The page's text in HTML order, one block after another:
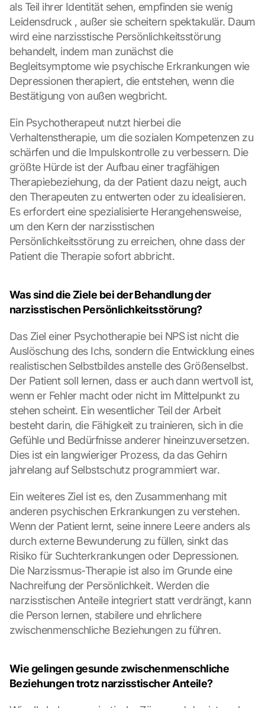
als Teil ihrer Identität sehen, empfinden sie wenig
Leidensdruck , außer sie scheitern spektakulär. Daum
wird eine narzisstische Persönlichkeitsstörung
behandelt, indem man zunächst die
Begleitsymptome wie psychische Erkrankungen wie
Depressionen therapiert, die entstehen, wenn die
Bestätigung von außen wegbricht.
Ein Psychotherapeut nutzt hierbei die
Verhaltenstherapie, um die sozialen Kompetenzen zu
schärfen und die Impulskontrolle zu verbessern. Die
größte Hürde ist der Aufbau einer tragfähigen
Therapiebeziehung, da der Patient dazu neigt, auch
den Therapeuten zu entwerten oder zu idealisieren.
Es erfordert eine spezialisierte Herangehensweise,
um den Kern der narzisstischen
Persönlichkeitsstörung zu erreichen, ohne dass der
Patient die Therapie sofort abbricht.
Was sind die Ziele bei der Behandlung der
narzisstischen Persönlichkeitsstörung?
Das Ziel einer Psychotherapie bei NPS ist nicht die
Auslöschung des Ichs, sondern die Entwicklung eines
realistischen Selbstbildes anstelle des Größenselbst.
Der Patient soll lernen, dass er auch dann wertvoll ist,
wenn er Fehler macht oder nicht im Mittelpunkt zu
stehen scheint. Ein wesentlicher Teil der Arbeit
besteht darin, die Fähigkeit zu trainieren, sich in die
Gefühle und Bedürfnisse anderer hineinzuversetzen.
Dies ist ein langwieriger Prozess, da das Gehirn
jahrelang auf Selbstschutz programmiert war.
Ein weiteres Ziel ist es, den Zusammenhang mit
anderen psychischen Erkrankungen zu verstehen.
Wenn der Patient lernt, seine innere Leere anders als
durch externe Bewunderung zu füllen, sinkt das
Risiko für Suchterkrankungen oder Depressionen.
Die Narzissmus-Therapie ist also im Grunde eine
Nachreifung der Persönlichkeit. Werden die
narzisstischen Anteile integriert statt verdrängt, kann
die Person lernen, stabilere und ehrlichere
zwischenmenschliche Beziehungen zu führen.
Wie gelingen gesunde zwischenmenschliche
Beziehungen trotz narzisstischer Anteile?
L
o
a
o
o
g
e
M
a
p
B
y
c
l
c
n
g
o
n
h
i
s
p
r
c
t